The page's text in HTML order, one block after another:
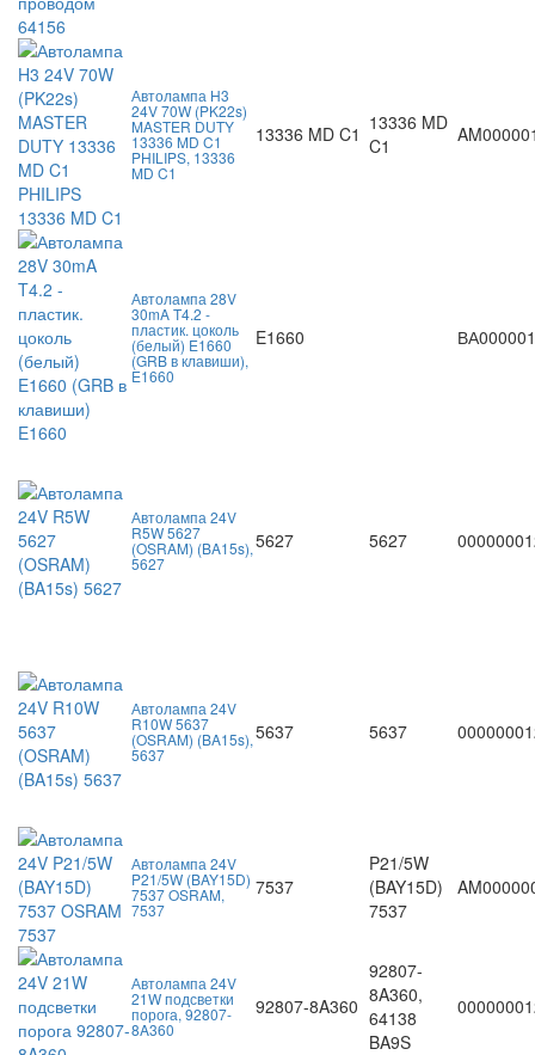
Автолампа H3
24V 70W (PK22s)
MASTER DUTY
13336 MD C1
PHILIPS, 13336
MD C1
13336 MD C1 13336 MD
C1
Автолампа 28V
30mA T4.2 -
пластик. цоколь
(белый) E1660
(GRB в клавиши),
E1660
E1660
Автолампа 24V
R5W 5627
(OSRAM) (BA15s),
5627
5627 5627
Автолампа 24V
R10W 5637
(OSRAM) (BA15s),
5637
5637 5637
Автолампа 24V
P21/5W (BAY15D)
7537 OSRAM,
7537
7537
P21/5W
(BAY15D)
7537
Автолампа 24V
21W подсветки
порога, 92807-
8A360
92807-8A360
92807-
8A360,
64138
BA9S